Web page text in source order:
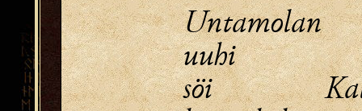
Untamolan
uuhi
söi